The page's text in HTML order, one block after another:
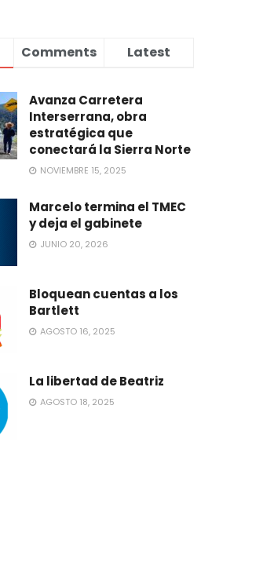
Comments Latest
Avanza Carretera
Interserrana, obra
estratégica que
conectará la Sierra Norte
NOVIEMBRE 15, 2025
Marcelo termina el TMEC
y deja el gabinete
JUNIO 20, 2026
Bloquean cuentas a los
Bartlett
AGOSTO 16, 2025
La libertad de Beatriz
AGOSTO 18, 2025